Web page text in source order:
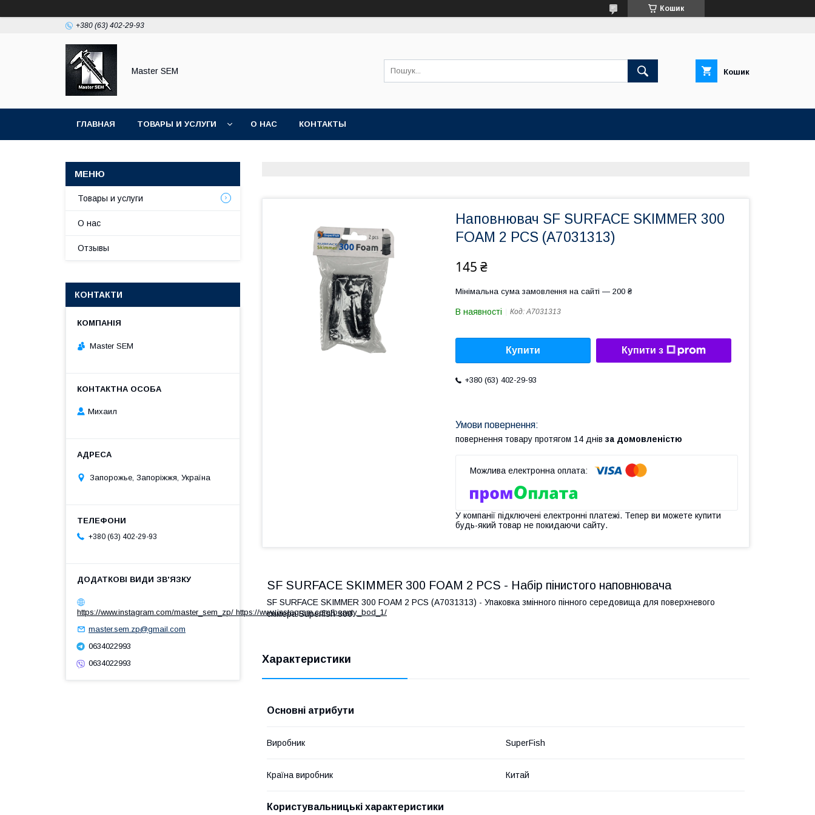
Кошик
+380 (63) 402-29-93
Master SEM Кошик
ГЛАВНАЯ ТОВАРЫ И УСЛУГИ О НАС КОНТАКТЫ
Наповнювач SF SURFACE SKIMMER 300
FOAM 2 PCS (A7031313)
145 ₴
Мінімальна сума замовлення на сайті — 200 ₴
В наявності Код:A7031313
Купити Купити з
+380 (63) 402-29-93
повернення товару протягом 14 днів за домовленістю
У компанії підключені електронні платежі. Тепер ви можете купити
будь-який товар не покидаючи сайту.
SF SURFACE SKIMMER 300 FOAM 2 PCS - Набір пінистого наповнювача
SF SURFACE SKIMMER 300 FOAM 2 PCS (A7031313) - Упаковка змінного пінного середовища для поверхневого
скімера Superfish 300.
Характеристики
Основні атрибути
Виробник SuperFish
Країна виробник Китай
Користувальницькі характеристики
Товары и услуги
О нас
Отзывы
КОНТАКТИ
Master SEM
Михаил
Запорожье, Запоріжжя, Україна
+380 (63) 402-29-93
https://www.instagram.com/master_sem_zp/ https://www.instagram.com/beauty_bod_1/
master.sem.zp@gmail.com
0634022993
0634022993